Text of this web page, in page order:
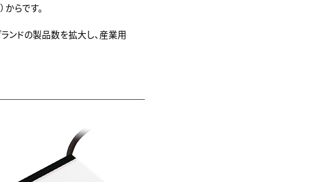
らです。
ランドの製品数を拡大し、産業用